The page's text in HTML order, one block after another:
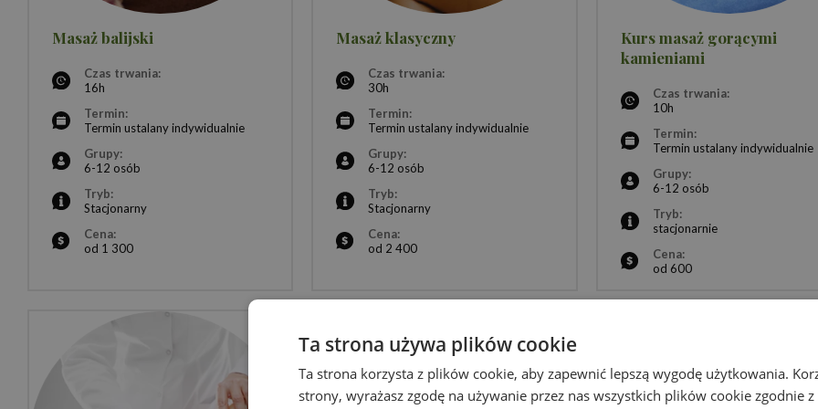
Masaż balijski
Czas trwania:
16h
Termin:
Termin ustalany indywidualnie
Grupy:
6-12 osób
Tryb:
Stacjonarny
Cena:
od 1 300
Masaż klasyczny
Czas trwania:
30h
Termin:
Termin ustalany indywidualnie
Grupy:
6-12 osób
Tryb:
Stacjonarny
Cena:
od 2 400
Kurs masaż gorącymi
kamieniami
Czas trwania:
10h
Termin:
Termin ustalany indywidualnie
Grupy:
6-12 osób
Tryb:
stacjonarnie
Cena:
od 600
Ta strona używa plików cookie
Ta strona korzysta z plików cookie, aby zapewnić lepszą wygodę użytkowania.
strony, wyrażasz zgodę na używanie przez nas wszystkich plików cookie zgodnie